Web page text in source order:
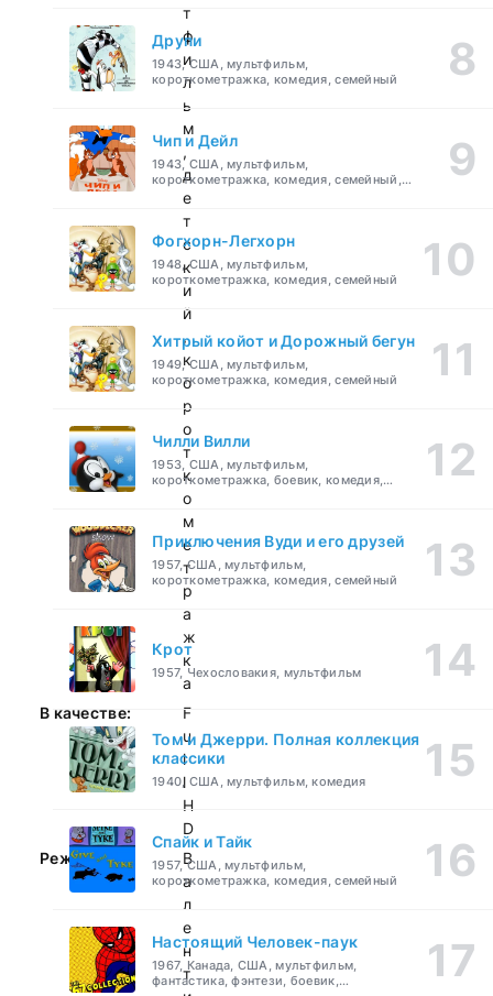
т
ф
и
л
ь
м
,
д
е
т
с
к
и
й
,
к
о
р
о
т
к
о
м
е
т
р
а
ж
к
а
В качестве:
F
u
l
l
H
D
Режиссер:
В
а
л
е
н
т
Друпи
1943, США, мультфильм,
короткометражка, комедия, семейный
Чип и Дейл
1943, США, мультфильм,
короткометражка, комедия, семейный,
детский
Фогхорн-Легхорн
1948, США, мультфильм,
короткометражка, комедия, семейный
Хитрый койот и Дорожный бегун
1949, США, мультфильм,
короткометражка, комедия, семейный
Чилли Вилли
1953, США, мультфильм,
короткометражка, боевик, комедия,
приключения, семейный
Приключения Вуди и его друзей
1957, США, мультфильм,
короткометражка, комедия, семейный
Крот
1957, Чехословакия, мультфильм
Том и Джерри. Полная коллекция
классики
1940, США, мультфильм, комедия
Спайк и Тайк
1957, США, мультфильм,
короткометражка, комедия, семейный
Настоящий Человек-паук
1967, Канада, США, мультфильм,
фантастика, фэнтези, боевик,